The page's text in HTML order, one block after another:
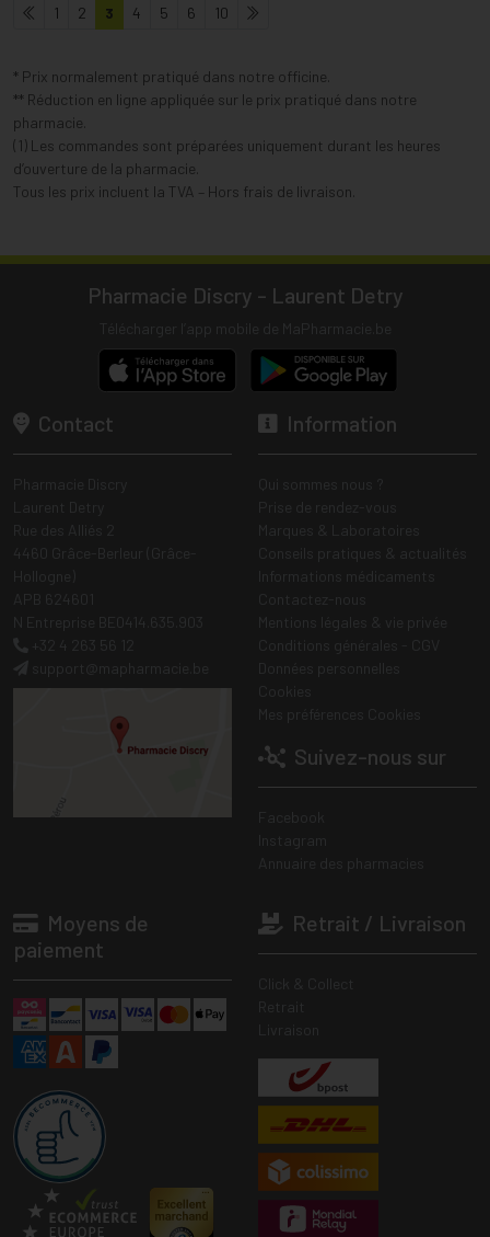
1 2 3 4 5 6 10
* Prix normalement pratiqué dans notre officine.
** Réduction en ligne appliquée sur le prix pratiqué dans notre
pharmacie.
(1) Les commandes sont préparées uniquement durant les heures
d’ouverture de la pharmacie.
Tous les prix incluent la TVA – Hors frais de livraison.
Pharmacie Discry - Laurent Detry
Contact Information
Suivez-nous sur
Moyens de
paiement
Retrait / Livraison